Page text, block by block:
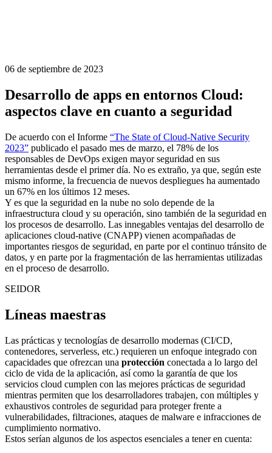
06 de septiembre de 2023
Desarrollo de apps en entornos Cloud:
aspectos clave en cuanto a seguridad
De acuerdo con el Informe “The State of Cloud-Native Security
2023” publicado el pasado mes de marzo, el 78% de los
responsables de DevOps exigen mayor seguridad en sus
herramientas desde el primer día. No es extraño, ya que, según este
mismo informe, la frecuencia de nuevos despliegues ha aumentado
un 67% en los últimos 12 meses.
Y es que la seguridad en la nube no solo depende de la
infraestructura cloud y su operación, sino también de la seguridad en
los procesos de desarrollo. Las innegables ventajas del desarrollo de
aplicaciones cloud-native (CNAPP) vienen acompañadas de
importantes riesgos de seguridad, en parte por el continuo tránsito de
datos, y en parte por la fragmentación de las herramientas utilizadas
en el proceso de desarrollo.
SEIDOR
Líneas maestras
Las prácticas y tecnologías de desarrollo modernas (CI/CD,
contenedores, serverless, etc.) requieren un enfoque integrado con
capacidades que ofrezcan una protección conectada a lo largo del
ciclo de vida de la aplicación, así como la garantía de que los
servicios cloud cumplen con las mejores prácticas de seguridad
mientras permiten que los desarrolladores trabajen, con múltiples y
exhaustivos controles de seguridad para proteger frente a
vulnerabilidades, filtraciones, ataques de malware e infracciones de
cumplimiento normativo.
Estos serían algunos de los aspectos esenciales a tener en cuenta: